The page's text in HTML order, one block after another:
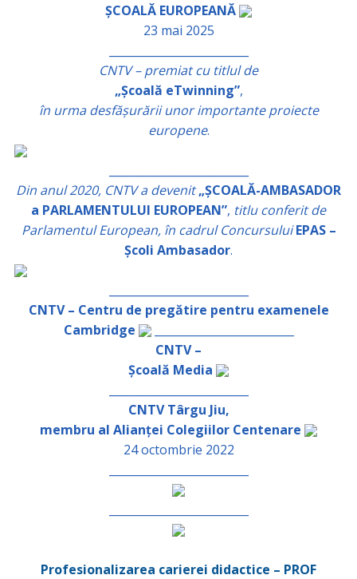
ȘCOALĂ EUROPEANĂ
23 mai 2025
CNTV – premiat cu titlul de
„Școală eTwinning”,
în urma desfășurării unor importante proiecte
europene.
Din anul 2020, CNTV a devenit „ȘCOALĂ-AMBASADOR
a PARLAMENTULUI EUROPEAN”, titlu conferit de
Parlamentul European, în cadrul Concursului EPAS –
Școli Ambasador.
CNTV – Centru de pregătire pentru examenele
Cambridge
_________________________
CNTV –
Școală Media
CNTV Târgu Jiu,
membru al Alianței Colegiilor Centenare
24 octombrie 2022
Profesionalizarea carierei didactice – PROF